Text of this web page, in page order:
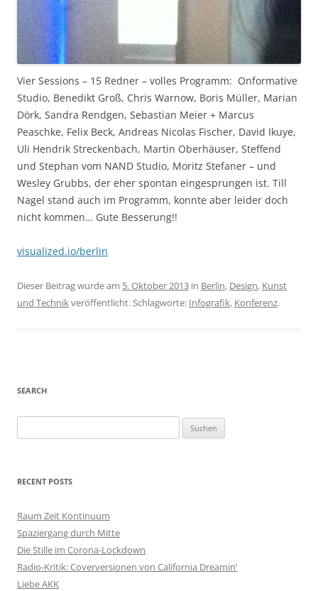
Vier Sessions – 15 Redner – volles Programm: Onformative
Studio, Benedikt Groß, Chris Warnow, Boris Müller, Marian
Dörk, Sandra Rendgen, Sebastian Meier + Marcus
Peaschke, Felix Beck, Andreas Nicolas Fischer, David Ikuye,
Uli Hendrik Streckenbach, Martin Oberhäuser, Steffend
und Stephan vom NAND Studio, Moritz Stefaner – und
Wesley Grubbs, der eher spontan eingesprungen ist. Till
Nagel stand auch im Programm, konnte aber leider doch
nicht kommen… Gute Besserung!!
visualized.io/berlin
Dieser Beitrag wurde am 5. Oktober 2013 in Berlin, Design, Kunst
und Technikveröffentlicht. Schlagworte: Infografik, Konferenz.
SEARCH
u
h
n
n
a
c
h
RECENT POSTS
Raum Zeit Kontinuum
Spaziergang durch Mitte
Die Stille im Corona-Lockdown
Radio-Kritik: Coverversionen von California Dreamin‘
Liebe AKK